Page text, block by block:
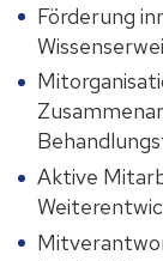
Förderung
Aktive